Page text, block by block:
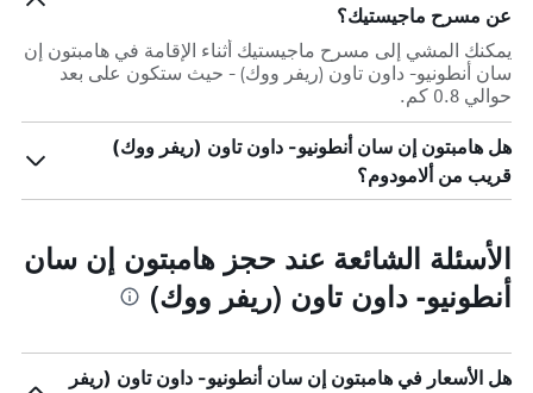
عن مسرح ماجيستيك؟
يمكنك المشي إلى مسرح ماجيستيك أثناء الإقامة في هامبتون إن
سان أنطونيو- داون تاون (ريفر ووك) - حيث ستكون على بعد
حوالي 0.8 كم.
هل هامبتون إن سان أنطونيو- داون تاون (ريفر ووك)
قريب من ألامودوم؟
الأسئلة الشائعة عند حجز هامبتون إن سان
أنطونيو- داون تاون (ريفر ووك)
هل الأسعار في هامبتون إن سان أنطونيو- داون تاون (ريفر